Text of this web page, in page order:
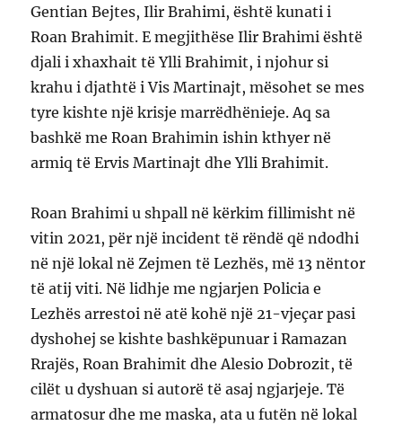
Gentian Bejtes, Ilir Brahimi, është kunati i
Roan Brahimit. E megjithëse Ilir Brahimi është
djali i xhaxhait të Ylli Brahimit, i njohur si
krahu i djathtë i Vis Martinajt, mësohet se mes
tyre kishte një krisje marrëdhënieje. Aq sa
bashkë me Roan Brahimin ishin kthyer në
armiq të Ervis Martinajt dhe Ylli Brahimit.
Roan Brahimi u shpall në kërkim fillimisht në
vitin 2021, për një incident të rëndë që ndodhi
në një lokal në Zejmen të Lezhës, më 13 nëntor
të atij viti. Në lidhje me ngjarjen Policia e
Lezhës arrestoi në atë kohë një 21-vjeçar pasi
dyshohej se kishte bashkëpunuar i Ramazan
Rrajës, Roan Brahimit dhe Alesio Dobrozit, të
cilët u dyshuan si autorë të asaj ngjarjeje. Të
armatosur dhe me maska, ata u futën në lokal